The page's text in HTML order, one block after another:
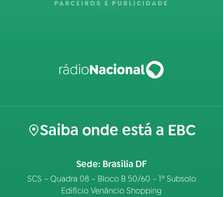
PARCEIROS E PUBLICIDADE
Saiba onde está a EBC
Sede: Brasília DF
SCS – Quadra 08 – Bloco B 50/60 – 1º Subsolo
Edifício Venâncio Shopping